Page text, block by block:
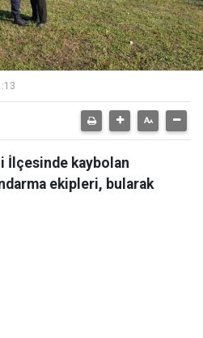
İlçesinde kaybolan
ekipleri, bularak